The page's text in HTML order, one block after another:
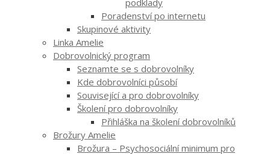
podklady
Poradenství po internetu
Skupinové aktivity
Linka Amelie
Dobrovolnický program
Seznamte se s dobrovolníky
Kde dobrovolníci působí
Související a pro dobrovolníky
Školení pro dobrovolníky
Přihláška na školení dobrovolníků
Brožury Amelie
Brožura – Psychosociální minimum pro